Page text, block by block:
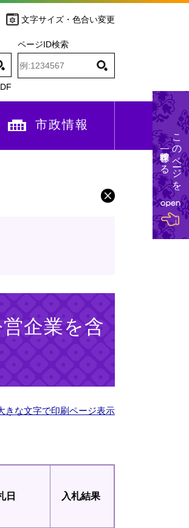
文字サイズ・色合い変更
ページID検索
市政情報
企業を含
きな文字で印刷ページ表示
日 入札結果
このページを
一時保存する